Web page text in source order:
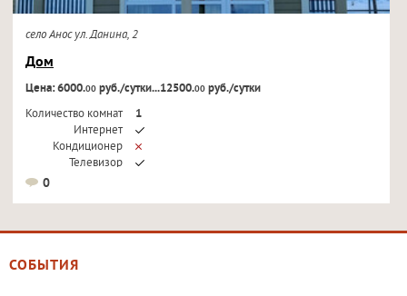
село Анос ул. Данина, 2
Дом
Цена: 6000.00руб./сутки...12500.00руб./сутки
Количество комнат
1
Интернет
Кондиционер
Телевизор
0
СОБЫТИЯ